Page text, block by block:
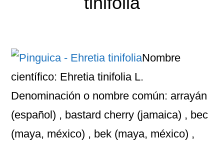
Nombre
científico: Ehretia tinifolia L.
Denominación o nombre común: arrayán
(español) , bastard cherry (jamaica) , bec
(maya, méxico) , bek (maya, méxico) ,